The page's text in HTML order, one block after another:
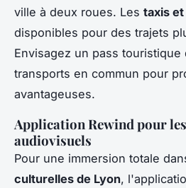
ville à deux roues. Les taxis et
disponibles pour des trajets
Envisagez un pass touristique
transports en commun pour
avantageuses.
Application Rewind pour
audiovisuels
Pour une immersion totale
culturelles de Lyon,